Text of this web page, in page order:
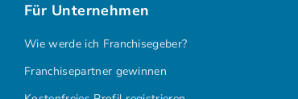
Für Unternehmen
Wie werde ich Franchisegeber?
Franchisepartner gewinnen